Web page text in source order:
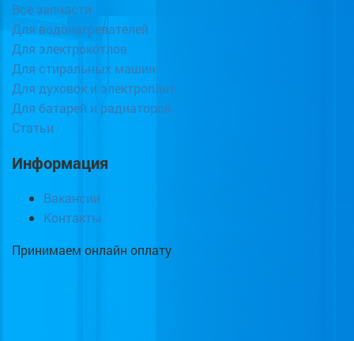
Все запчасти
Для водонагревателей
Для электрокотлов
Для стиральных машин
Для духовок и электроплит
Для батарей и радиаторов
Статьи
Информация
Вакансии
Контакты
Принимаем онлайн оплату